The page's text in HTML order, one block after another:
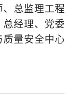
总监理工程
经理、党委
质量安全中心